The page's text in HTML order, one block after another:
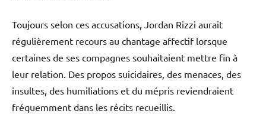
Toujours selon ces accusations, Jordan Rizzi aurait
régulièrement recours au chantage affectif lorsque
certaines de ses compagnes souhaitaient mettre fin à
leur relation. Des propos suicidaires, des menaces, des
insultes, des humiliations et du mépris reviendraient
fréquemment dans les récits recueillis.